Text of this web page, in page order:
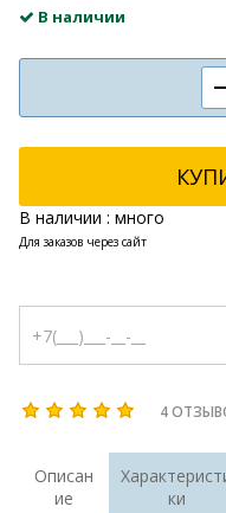
В наличии
В наличии : много
Для заказов через сайт
4
Описан
ие
ки